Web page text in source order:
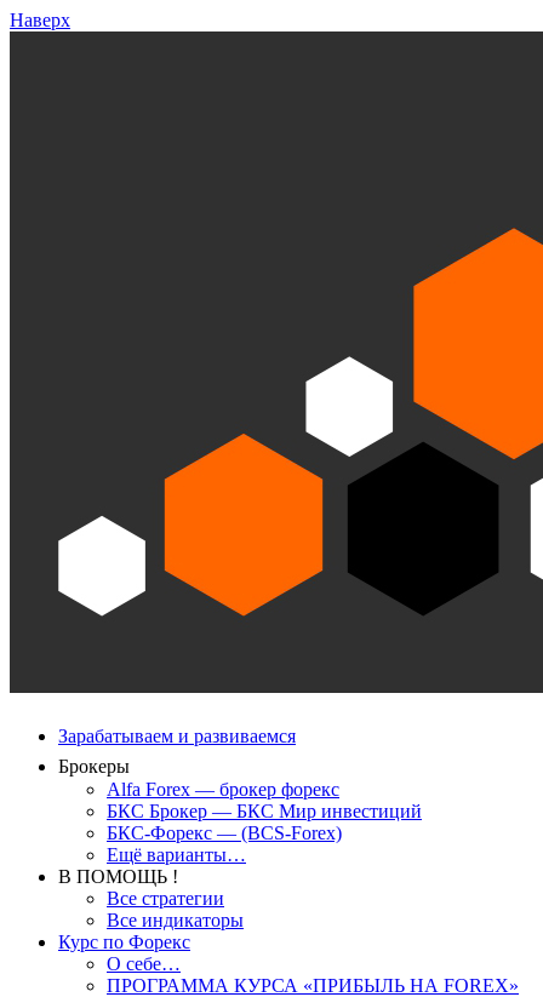
Наверх
Зарабатываем и развиваемся
Брокеры
Alfa Forex — брокер форекс
БКС Брокер — БКС Мир инвестиций
БКС-Форекс — (BCS-Forex)
Ещё варианты…
В ПОМОЩЬ !
Все стратегии
Все индикаторы
Курс по Форекс
О себе…
ПРОГРАММА КУРСА «ПРИБЫЛЬ НА FOREX»